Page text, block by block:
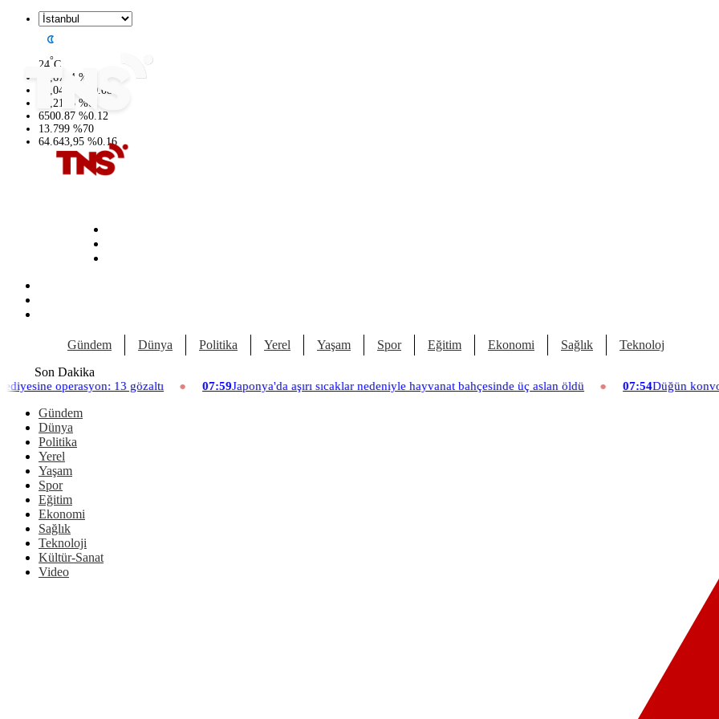
24°C
47,6704 %
55,0406
-0.08
64,2143 %0
6500.87 %0.12
13.799 %70
64.643,95 %0.16
Gündem Dünya Politika Yerel Yaşam Spor Eğitim Ekonomi Sağlık Teknoloji
Son Dakika
gözaltı 07:59Japonya'da aşırı sıcaklar nedeniyle hayvanat bahçesinde üç aslan öldü 07:54Düğün konvoyuna ağır fatura:
Gündem
Dünya
Politika
Yerel
Yaşam
Spor
Eğitim
Ekonomi
Sağlık
Teknoloji
Kültür-Sanat
Video